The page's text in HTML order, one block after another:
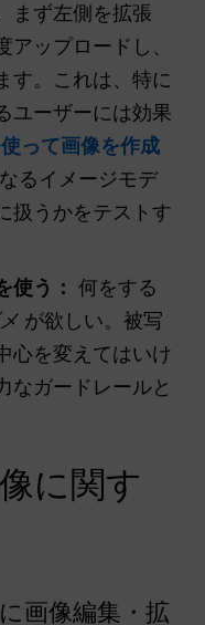
まず左側を拡張
アップロードし、
す。これは、特に
ユーザーには効果
って画像を作成
るイメージモデ
扱うかをテストす
使う： 何をする
が欲しい。被写
心を変えてはいけ
なガードレールと
に関す
画像編集・拡